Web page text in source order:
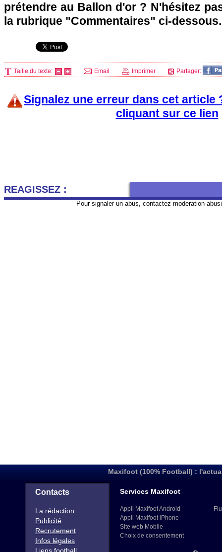
prétendre au Ballon d'or ? N'hésitez
la rubrique "Commentaires" ci-dessous.
Taille du texte: Email Imprimer Partager:
Signalez une erreur dans cet article
cliquant sur ce lien
REAGISSEZ :
Pour signaler un abus, contactez moderation-
Maxifoot (100% Football) :
Contacts
La rédaction
Publicité
Recrutement
Infos légales
Services Maxifoot
Appli Maxifoot Android
Appli Maxifoot iPhone
Site web Mobile
Choix de consentement